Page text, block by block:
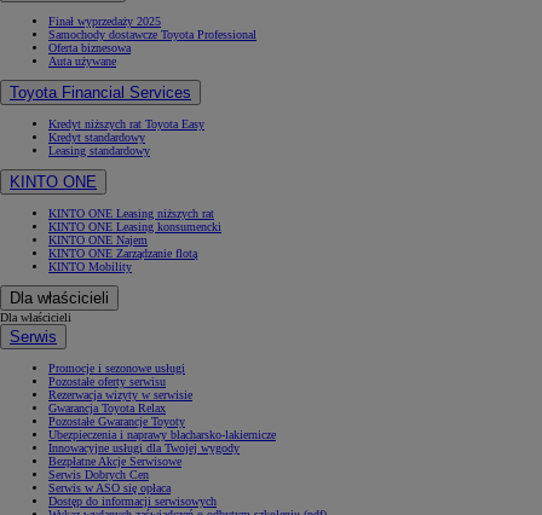
Finał wyprzedaży 2025
Samochody dostawcze Toyota Professional
Oferta biznesowa
Auta używane
Toyota Financial Services
Kredyt niższych rat Toyota Easy
Kredyt standardowy
Leasing standardowy
KINTO ONE
KINTO ONE Leasing niższych rat
KINTO ONE Leasing konsumencki
KINTO ONE Najem
KINTO ONE Zarządzanie flotą
KINTO Mobility
Dla właścicieli
Dla właścicieli
Serwis
Promocje i sezonowe usługi
Pozostałe oferty serwisu
Rezerwacja wizyty w serwisie
Gwarancja Toyota Relax
Pozostałe Gwarancje Toyoty
Ubezpieczenia i naprawy blacharsko-lakiernicze
Innowacyjne usługi dla Twojej wygody
Bezpłatne Akcje Serwisowe
Serwis Dobrych Cen
Serwis w ASO się opłaca
Dostęp do informacji serwisowych